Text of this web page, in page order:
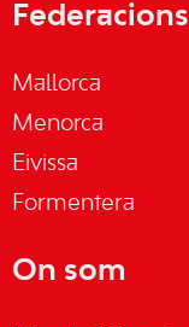
Federacions
Mallorca
Menorca
Eivissa
Formentera
On som